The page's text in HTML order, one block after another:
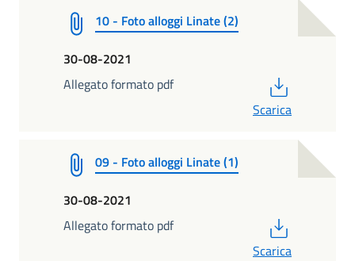
10 - Foto alloggi Linate (2)
30-08-2021
Allegato formato pdf
Scarica
09 - Foto alloggi Linate (1)
30-08-2021
Allegato formato pdf
Scarica